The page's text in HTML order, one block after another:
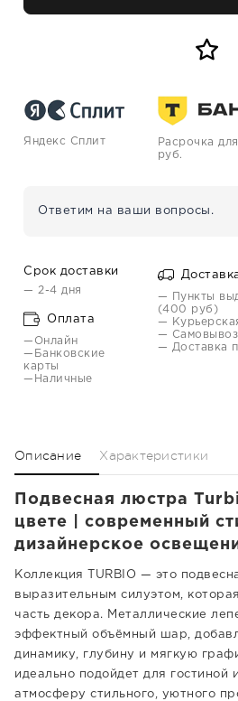
Яндекс Сплит
Расрочка
руб.
Ответим на ваши вопросы.
Срок доставки
— 2-4 дня
Оплата
—Онлайн
—Банковские
карты
—Наличные
— Пункты
(400 руб)
—
—
— Доставка
Описание Характеристики
Подвесная люстра
цвете | современный
дизайнерское
Коллекция TURBIO — это
выразительным силуэтом,
часть декора. Металлические
эффектный объёмный шар,
динамику, глубину и мягкую
идеально подойдет для гостиной
атмосферу стильного, уютного